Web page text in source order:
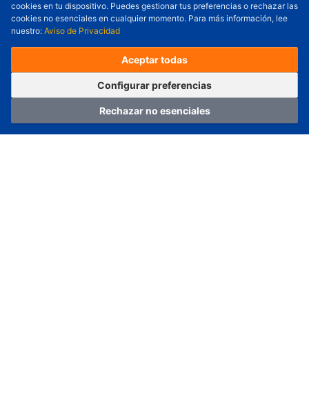
cookies en tu dispositivo. Puedes gestionar tus preferencias o rechazar las
cookies no esenciales en cualquier momento. Para más información, lee
nuestro: Aviso de Privacidad
Aceptar todas
Configurar preferencias
Rechazar no esenciales
Revisar precio y fecha de envío
Precio unitario (USD) :---
(con IVA (USD)) :--- (con IVA (USD)) :---
---
Pedir ahora
Agregar al carrito